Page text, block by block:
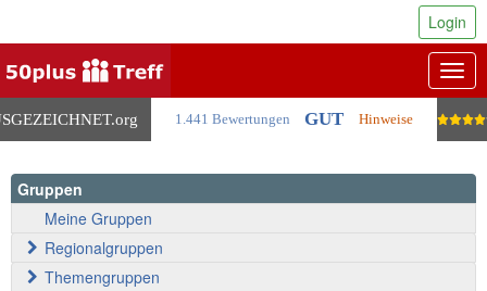
.org 1.441 Bewertungen GUT Hinweise
Login
Gruppen
Meine Gruppen
Regionalgruppen
Themengruppen